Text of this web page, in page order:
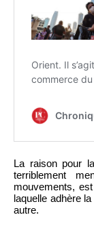
La raison pour
terriblement
mouvements,
laquelle adhère
autre.